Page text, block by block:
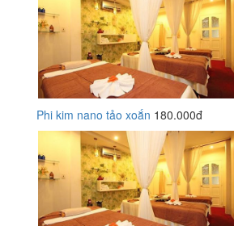
Phi kim nano tảo xoắn 180.000đ